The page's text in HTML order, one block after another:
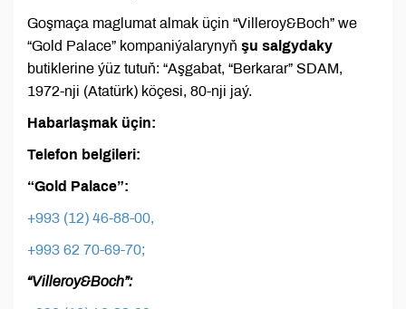
Goşmaça maglumat almak üçin “Villeroy&Boch” we
“Gold Palace” kompaniýalarynyň şu salgydaky
butiklerine ýüz tutuň: “Aşgabat, “Berkarar” SDAM,
1972-nji (Atatürk) köçesi, 80-nji jaý.
Habarlaşmak üçin:
Telefon belgileri:
“Gold Palace”:
+993 (12) 46-88-00,
+993 62 70-69-70;
“Villeroy&Boch”: